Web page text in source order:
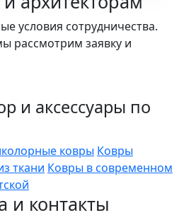
условия сотрудничества.
рассмотрим заявку и
и аксессуары по
ковры Ковры
ткани Ковры в современном
и контакты